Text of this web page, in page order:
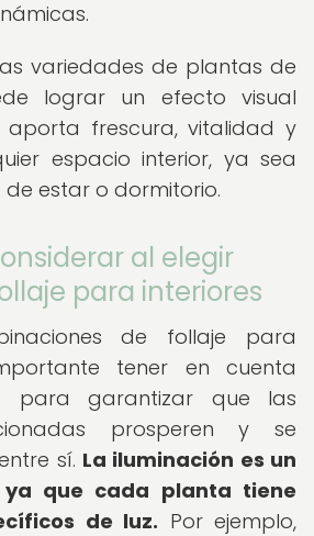
variedades de plantas de
lograr un efecto visual
frescura, vitalidad y
espacio interior, ya sea
estar o dormitorio.
al elegir
para interiores
de follaje para
tener en cuenta
para garantizar que las
prosperen y se
sí. La iluminación es un
que cada planta tiene
de luz. Por ejemplo,